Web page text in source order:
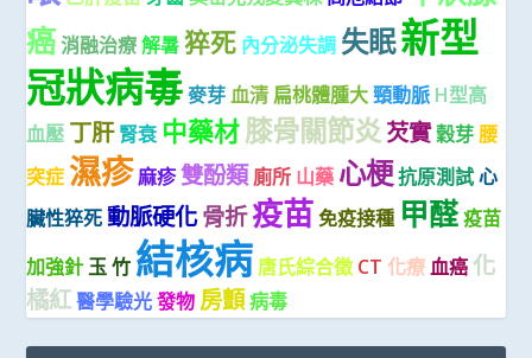
癌 消融治療 解暑 猝死 內分泌失調 失眠新型
冠狀病毒 麥芽 血清 扁桃體腫大 頸動脈 H型高
血壓 丁肝 腎衰 中藥材膝骨關節炎芡實穀芽 腰
突症 濕疹麻疹雙酚類 廁所 山藥 心梗抗原測試 心
臟性猝死 動脈硬化骨折疫苗 免疫接種 甲醛疫苗
加強針 玉 竹 結核病 唐氏綜合徵 CT 化療 血癌 化
橘紅 醫學驗光 發物 房顫病毒